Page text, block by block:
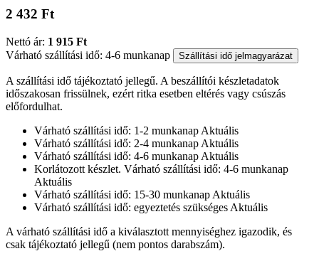
2 432 Ft
Nettó ár: 1 915 Ft
Várható szállítási idő: 4-6 munkanap
Szállítási idő jelmagyarázat
A szállítási idő tájékoztató jellegű. A beszállítói készletadatok
időszakosan frissülnek, ezért ritka esetben eltérés vagy csúszás
előfordulhat.
Várható szállítási idő: 1-2 munkanap Aktuális
Várható szállítási idő: 2-4 munkanap Aktuális
Várható szállítási idő: 4-6 munkanap Aktuális
Korlátozott készlet. Várható szállítási idő: 4-6 munkanap
Aktuális
Várható szállítási idő: 15-30 munkanap Aktuális
Várható szállítási idő: egyeztetés szükséges Aktuális
A várható szállítási idő a kiválasztott mennyiséghez igazodik, és
csak tájékoztató jellegű (nem pontos darabszám).